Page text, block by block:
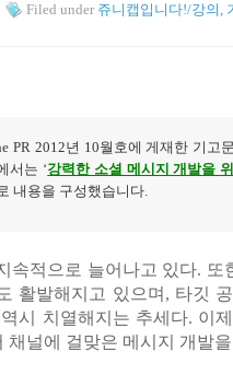
Filed under 쥬니캡입니다!/강의,
PR 2012년 10월호에 게재한 기고
서는 ‘강력한 소셜 메시지 개발을
내용을 구성했습니다.
속적으로 늘어나고 있다. 또
활발해지고 있으며 , 타깃
시 치열해지는 추세다. 이
채널에 걸맞은 메시지 개발